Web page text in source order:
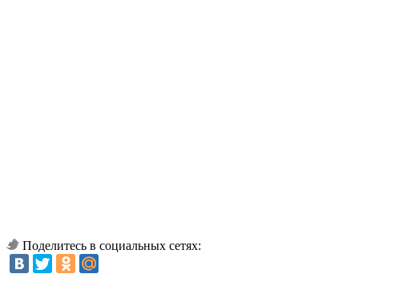
Поделитесь в социальных сетях: